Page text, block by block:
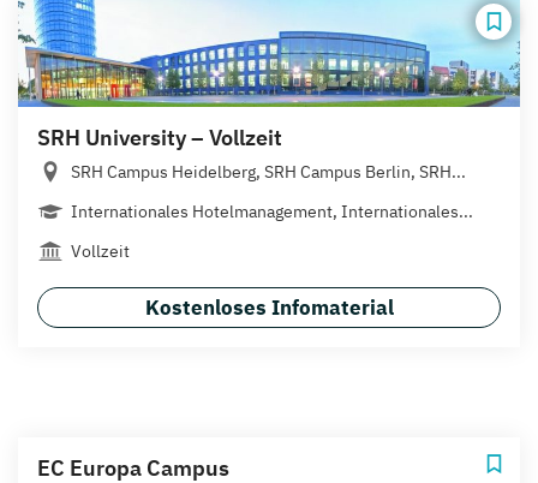
SRH University – Vollzeit
SRH Campus Heidelberg, SRH Campus Berlin, SRH...
Internationales Hotelmanagement, Internationales...
Vollzeit
Kostenloses Infomaterial
EC Europa Campus